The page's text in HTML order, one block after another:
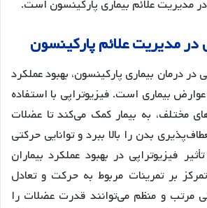
مدیریت علائم بیماری پارکینسون است.
مدیریت علائم پارکینسون
درمان بیماری پارکینسون، بهبود عملکرد
بیماری است. فیزیوتراپی با استفاده
مختلف، به بیمار کمک می‌کند تا عضلات
بدن را بالا ببرد و توانایی حرکتی
فیزیوتراپی در بهبود عملکرد بیماران
بر تمرینات مربوط به حرکت و تعادل
مرتب و منظم می‌توانند قدرت عضلات را